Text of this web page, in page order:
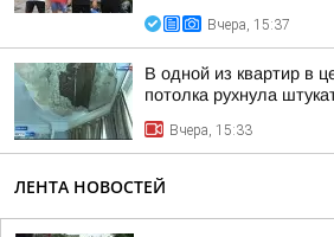
Вчера, 15:37
В одной из квартир в
потолка рухнула
Вчера, 15:33
ЛЕНТА НОВОСТЕЙ